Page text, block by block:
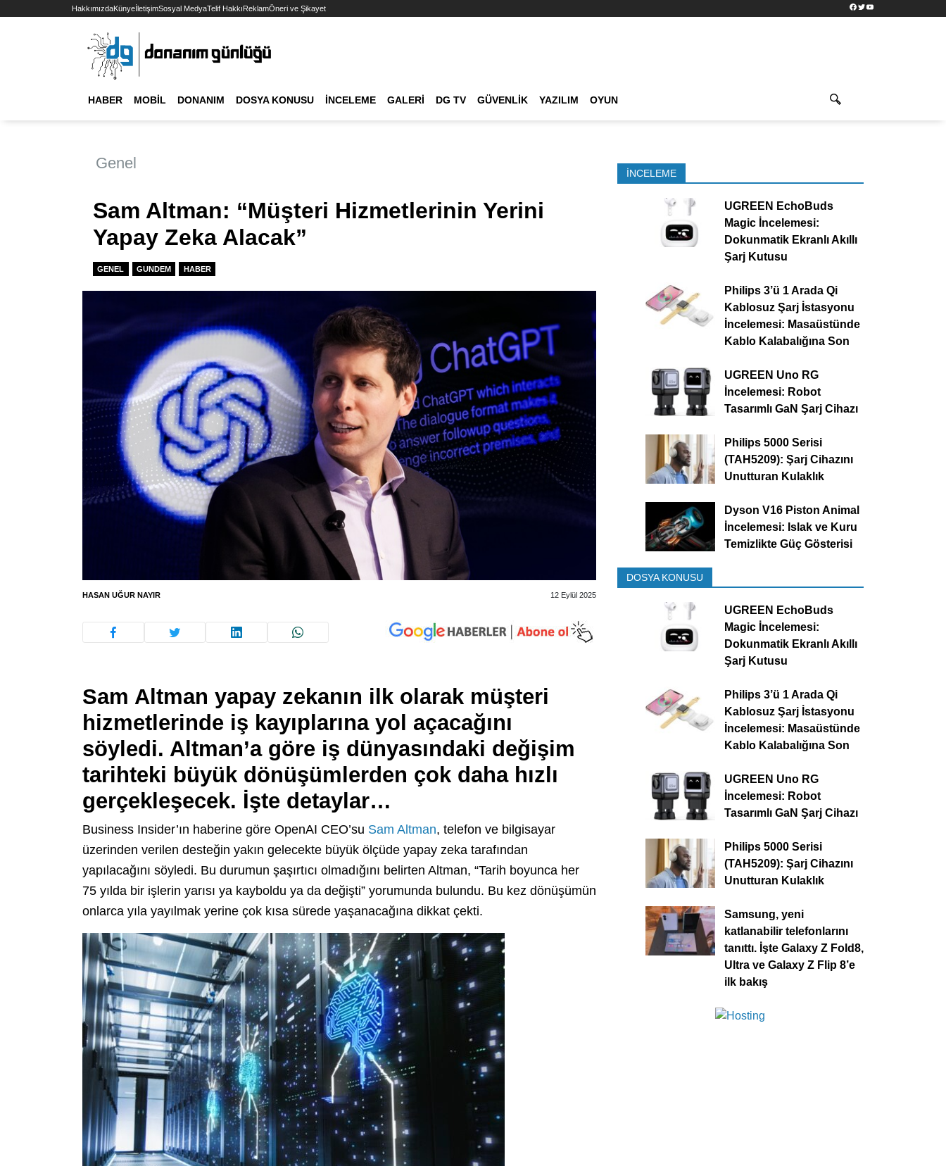
HakkımızdaKünyeİletişimSosyal MedyaTelif HakkıReklamÖneri ve Şikayet Facebook
TwitterYouTube
HABER MOBIL DONANIM DOSYA KONUSU İNCELEME GALERI DG TV GÜVENLIK YAZILIM OYUN
Genel
Sam Altman: “Müşteri Hizmetlerinin Yerini
Yapay Zeka Alacak”
GENEL GUNDEM HABER
HASAN UĞUR NAYIR 12 Eylül 2025
Sam Altman yapay zekanın ilk olarak müşteri
hizmetlerinde iş kayıplarına yol açacağını
söyledi. Altman’a göre iş dünyasındaki değişim
tarihteki büyük dönüşümlerden çok daha hızlı
gerçekleşecek. İşte detaylar…
Business Insider’ın haberine göre OpenAI CEO’su Sam Altman, telefon ve bilgisayar
üzerinden verilen desteğin yakın gelecekte büyük ölçüde yapay zeka tarafından
yapılacağını söyledi. Bu durumun şaşırtıcı olmadığını belirten Altman, “Tarih boyunca her
75 yılda bir işlerin yarısı ya kayboldu ya da değişti” yorumunda bulundu. Bu kez dönüşümün
onlarca yıla yayılmak yerine çok kısa sürede yaşanacağına dikkat çekti.
İNCELEME
UGREEN EchoBuds
Magic İncelemesi:
Dokunmatik Ekranlı Akıllı
Şarj Kutusu
Philips 3’ü 1 Arada Qi
Kablosuz Şarj İstasyonu
İncelemesi: Masaüstünde
Kablo Kalabalığına Son
UGREEN Uno RG
İncelemesi: Robot
Tasarımlı GaN Şarj Cihazı
Philips 5000 Serisi
(TAH5209): Şarj Cihazını
Unutturan Kulaklık
Dyson V16 Piston Animal
İncelemesi: Islak ve Kuru
Temizlikte Güç Gösterisi
DOSYA KONUSU
UGREEN EchoBuds
Magic İncelemesi:
Dokunmatik Ekranlı Akıllı
Şarj Kutusu
Philips 3’ü 1 Arada Qi
Kablosuz Şarj İstasyonu
İncelemesi: Masaüstünde
Kablo Kalabalığına Son
UGREEN Uno RG
İncelemesi: Robot
Tasarımlı GaN Şarj Cihazı
Philips 5000 Serisi
(TAH5209): Şarj Cihazını
Unutturan Kulaklık
Samsung, yeni
katlanabilir telefonlarını
tanıttı. İşte Galaxy Z Fold8,
Ultra ve Galaxy Z Flip 8’e
ilk bakış